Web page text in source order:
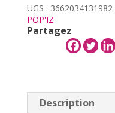
UGS : 3662034131982
POP'IZ
Partagez
Description